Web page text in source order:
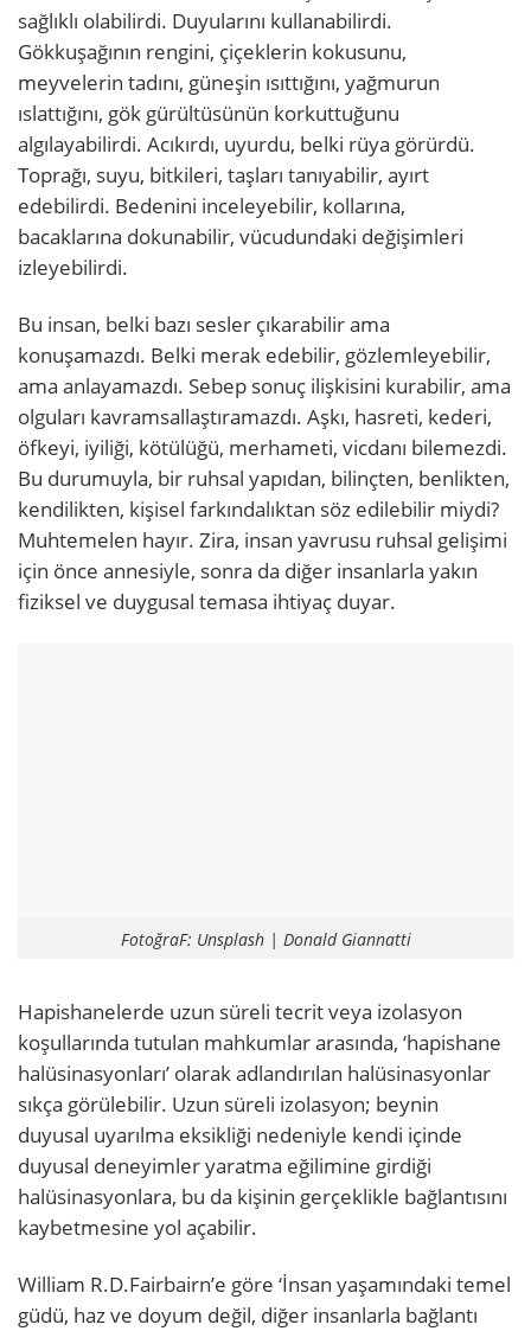
sağlıklı olabilirdi. Duyularını kullanabilirdi.
Gökkuşağının rengini, çiçeklerin kokusunu,
meyvelerin tadını, güneşin ısıttığını, yağmurun
ıslattığını, gök gürültüsünün korkuttuğunu
algılayabilirdi. Acıkırdı, uyurdu, belki rüya görürdü.
Toprağı, suyu, bitkileri, taşları tanıyabilir, ayırt
edebilirdi. Bedenini inceleyebilir, kollarına,
bacaklarına dokunabilir, vücudundaki değişimleri
izleyebilirdi.
Bu insan, belki bazı sesler çıkarabilir ama
konuşamazdı. Belki merak edebilir, gözlemleyebilir,
ama anlayamazdı. Sebep sonuç ilişkisini kurabilir, ama
olguları kavramsallaştıramazdı. Aşkı, hasreti, kederi,
öfkeyi, iyiliği, kötülüğü, merhameti, vicdanı bilemezdi.
Bu durumuyla, bir ruhsal yapıdan, bilinçten, benlikten,
kendilikten, kişisel farkındalıktan söz edilebilir miydi?
Muhtemelen hayır. Zira, insan yavrusu ruhsal gelişimi
için önce annesiyle, sonra da diğer insanlarla yakın
fiziksel ve duygusal temasa ihtiyaç duyar.
FotoğraF: Unsplash | Donald Giannatti
Hapishanelerde uzun süreli tecrit veya izolasyon
koşullarında tutulan mahkumlar arasında, ‘hapishane
halüsinasyonları’ olarak adlandırılan halüsinasyonlar
sıkça görülebilir. Uzun süreli izolasyon; beynin
duyusal uyarılma eksikliği nedeniyle kendi içinde
duyusal deneyimler yaratma eğilimine girdiği
halüsinasyonlara, bu da kişinin gerçeklikle bağlantısını
kaybetmesine yol açabilir.
William R.D.Fairbairn’e göre ‘İnsan yaşamındaki temel
güdü, haz ve doyum değil, diğer insanlarla bağlantı